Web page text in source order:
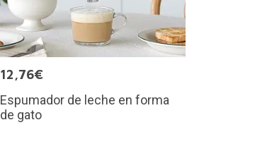
12,76€
Espumador de leche en forma
de gato